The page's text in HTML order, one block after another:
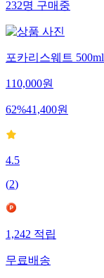
232명 구매중
포카리스웨트
110,000원
62%41,400원
4.5
(2)
1,242 적립
무료배송